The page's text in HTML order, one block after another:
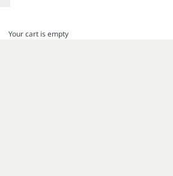
Your cart is empty